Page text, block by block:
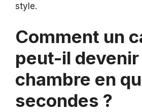
style.
Comment un
peut-il devenir
chambre en
secondes ?